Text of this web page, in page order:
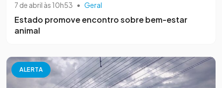
7 de abril às 10h53 • Geral
Estado promove encontro sobre bem-estar
animal
ALERTA